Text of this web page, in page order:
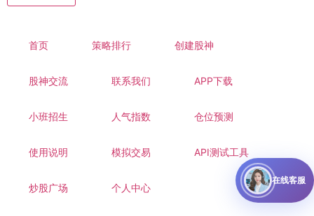
首页 策略排行 创建股神
股神交流 联系我们 APP下载
小班招生 人气指数 仓位预测
使用说明 模拟交易 API测试工具
炒股广场 个人中心
在线客服